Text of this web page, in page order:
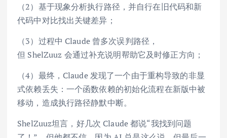
（2）基于现象分析执行路径，并自行在旧代码和新
代码中对比找出关键差异；
（3）过程中 Claude 曾多次误判路径，
但 ShelZuuz 会通过补充说明帮助它及时修正方向；
（4）最终，Claude 发现了一个由于重构导致的非显
式依赖丢失：一个函数依赖的初始化流程在新版中被
移动，造成执行路径静默中断。
ShelZuuz坦言，好几次 Claude 都说“我找到问题